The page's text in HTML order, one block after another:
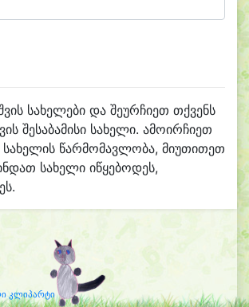
სახელები და შეურჩიეთ თქვენს
შესაბამისი სახელი. ამოირჩიეთ
სახელის წარმომავლობა, მიუთითეთ
სახელი იწყებოდეს,
კლიპარტი